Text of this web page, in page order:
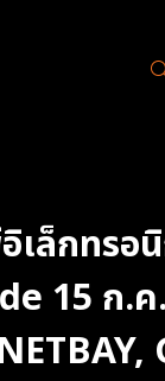
เล็กทรอ
15 ก.